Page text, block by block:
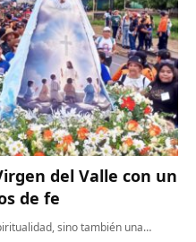
del Valle con un
de fe
sino también una…